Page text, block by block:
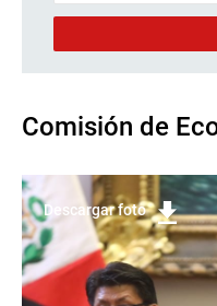
Comisión de
Descargar foto